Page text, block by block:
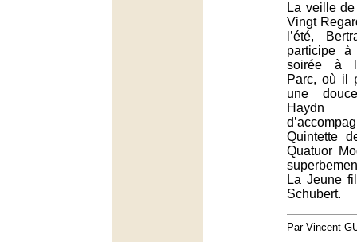
La veille
Vingt
l’été,
participe
soirée à
Parc, où il
une
Quintette
Quatuor
La Jeune
Schubert.
Par Vincent